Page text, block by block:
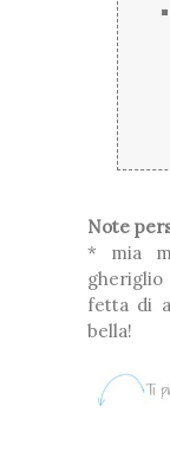
Note
* mia
fetta di
bella!